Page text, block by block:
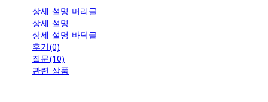
상세 설명 머리글
상세 설명
상세 설명 바닥글
후기(0)
질문(10)
관련 상품